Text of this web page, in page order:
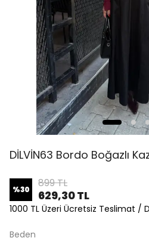
DİLVİN63 Bordo Boğazlı
%30 899 TL
629,30 TL
1000 TL Üzeri Ücretsiz Teslimat /
Beden